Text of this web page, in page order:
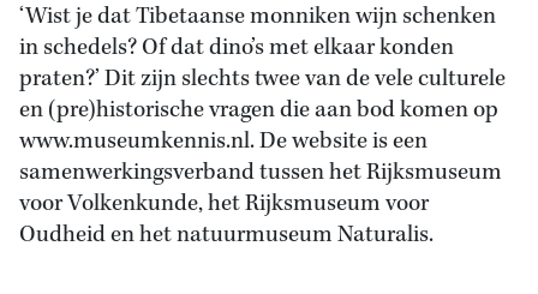
Zoek
‘Wist je dat Tibetaanse monniken wijn schenken
in schedels? Of dat dino’s met elkaar konden
praten?’ Dit zijn slechts twee van de vele culturele
en (pre)historische vragen die aan bod komen op
www.museumkennis.nl. De website is een
samenwerkingsverband tussen het Rijksmuseum
voor Volkenkunde, het Rijksmuseum voor
Oudheid en het natuurmuseum Naturalis.